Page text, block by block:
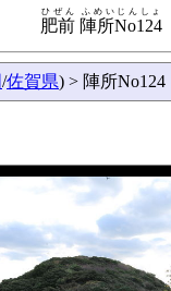
肥前 陣所No124
ひぜん ふめいじんしょ
/佐賀県) > 陣所No124